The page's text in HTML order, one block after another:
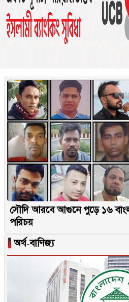
সৌদি আরবে আগুনে পুড়ে ১৬
পরিচয়
▐অর্থ-বাণিজ্য